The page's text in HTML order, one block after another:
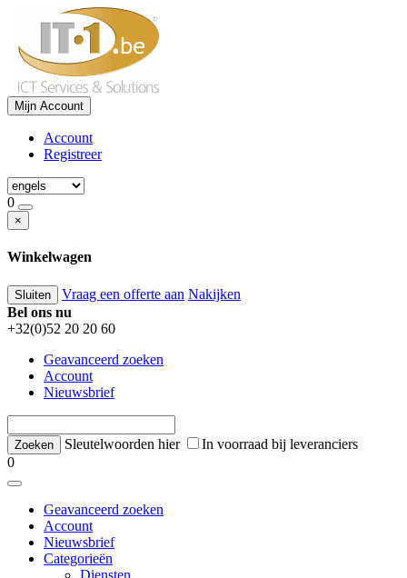
Mijn Account
Account
Registreer
0
×
Winkelwagen
Sluiten Vraag een offerte aan Nakijken
Bel ons nu
+32(0)52 20 20 60
Geavanceerd zoeken
Account
Nieuwsbrief
Sleutelwoorden hier
In voorraad bij leveranciers
0
Geavanceerd zoeken
Account
Nieuwsbrief
Categorieën
Diensten